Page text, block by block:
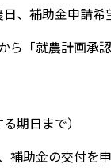
日、補助金申請
ら「就農計画承
期日まで）
補助金の交付を申